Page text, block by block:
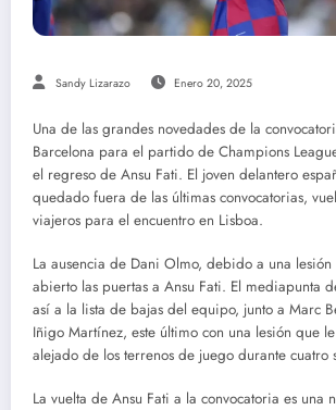
Sandy Lizarazo Enero 20, 2025
Una de las grandes novedades de la
Barcelona para el partido de Champions
el regreso de Ansu Fati. El joven delantero
quedado fuera de las últimas convocatorias,
viajeros para el encuentro en Lisboa.
La ausencia de Dani Olmo, debido a una lesión
abierto las puertas a Ansu Fati. El mediapunta
así a la lista de bajas del equipo, junto a Marc
Iñigo Martínez, este último con una lesión que
alejado de los terrenos de juego durante cuatro
La vuelta de Ansu Fati a la convocatoria es una